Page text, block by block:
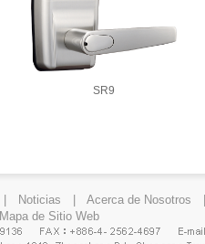
SR9
Noticias Acerca de Nosotros
Mapa de Sitio Web